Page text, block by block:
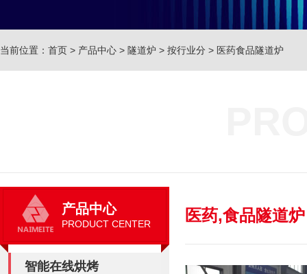
当前位置： 首页 > 产品中心 > 隧道炉 > 按行业分 > 医药食品隧道炉
产品中心
PRODUCT CENTER
智能在线烘烤
医药,食品隧道炉